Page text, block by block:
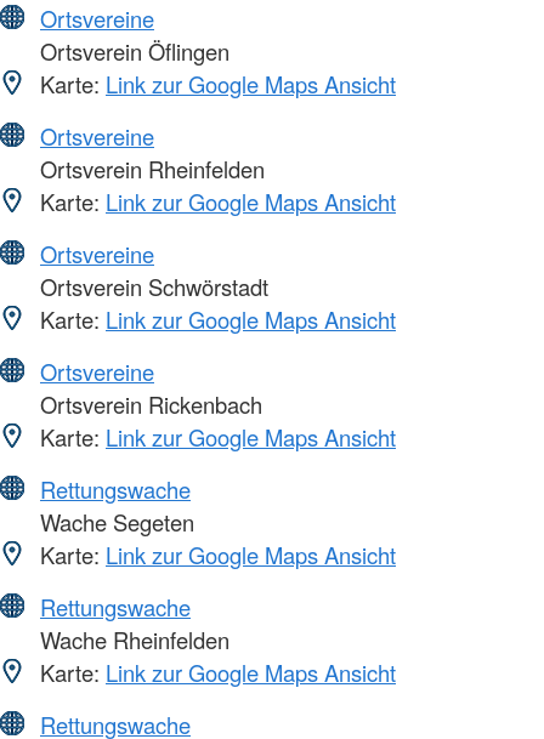
Ortsvereine
Ortsverein Öflingen
Karte: Link zur Google Maps Ansicht
Ortsvereine
Ortsverein Rheinfelden
Karte: Link zur Google Maps Ansicht
Ortsvereine
Ortsverein Schwörstadt
Karte: Link zur Google Maps Ansicht
Ortsvereine
Ortsverein Rickenbach
Karte: Link zur Google Maps Ansicht
Rettungswache
Wache Segeten
Karte: Link zur Google Maps Ansicht
Rettungswache
Wache Rheinfelden
Karte: Link zur Google Maps Ansicht
Rettungswache